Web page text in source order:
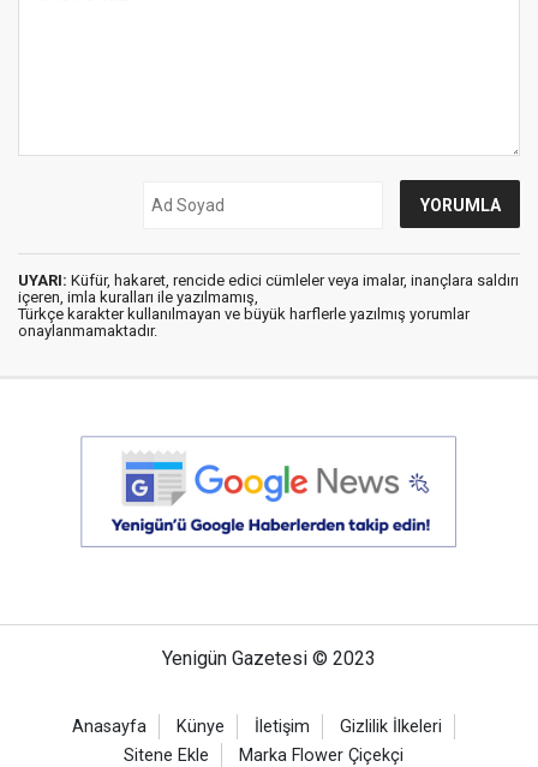
UYARI: Küfür, hakaret, rencide edici cümleler veya imalar, inançlara saldırı
içeren, imla kuralları ile yazılmamış,
Türkçe karakter kullanılmayan ve büyük harflerle yazılmış yorumlar
onaylanmamaktadır.
Yenigün Gazetesi © 2023
Anasayfa Künye İletişim
Gizlilik İlkeleri
Sitene Ekle
Marka Flower Çiçekçi